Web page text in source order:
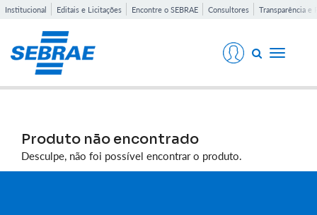
Institucional Editais e Licitações Encontre o SEBRAE Consultores Transparência e
Toggle
Produto não encontrado
Desculpe, não foi possível encontrar o produto.